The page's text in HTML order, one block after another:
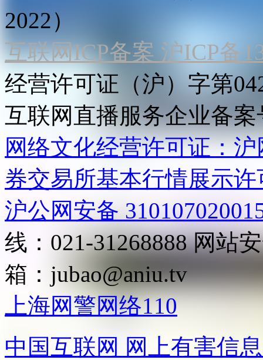
2022）
互联网ICP备案 沪ICP备
经营许可证（沪）字第
互联网直播服务企业备案
网络文化经营许可证：
券交易所基本行情展示许
沪公网安备
线：021-31268888 网站
箱： jubao@aniu.tv
上海网警网络110
中国互联网 网上有害信